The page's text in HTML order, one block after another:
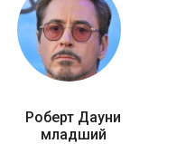
Роберт Дауни
младший